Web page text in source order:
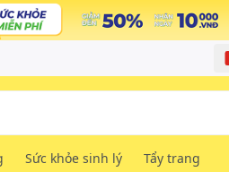
Sức khỏe sinh lý Tẩy trang